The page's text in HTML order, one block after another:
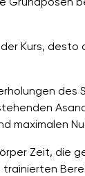
Kurs, desto
des
maximalen
Zeit, die